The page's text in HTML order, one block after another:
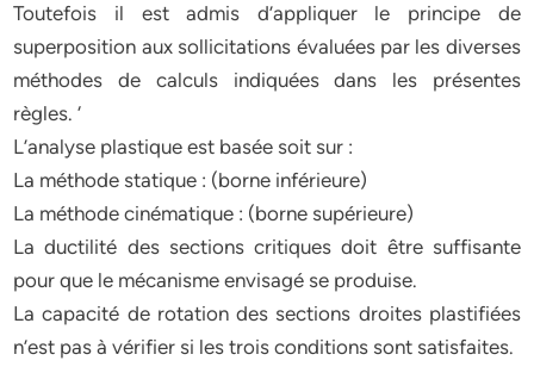
Toutefois il est admis d’appliquer le principe de
superposition aux sollicitations évaluées par les diverses
méthodes de calculs indiquées dans les présentes
règles. ‘
L’analyse plastique est basée soit sur :
La méthode statique : (borne inférieure)
La méthode cinématique : (borne supérieure)
La ductilité des sections critiques doit être suffisante
pour que le mécanisme envisagé se produise.
La capacité de rotation des sections droites plastifiées
n’est pas à vérifier si les trois conditions sont satisfaites.